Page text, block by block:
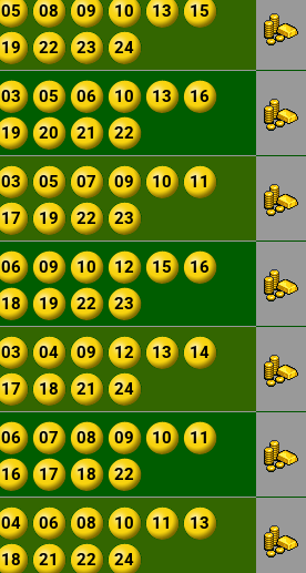
05 08 09 10 13
15
19 22 23 24
03 05 06 10 13
16
19 20 21 22
03 05 07 09 10
11
17 19 22 23
06 09 10 12 15
16
18 19 22 23
03 04 09 12 13
14
17 18 21 24
06 07 08 09 10
11
16 17 18 22
04 06 08 10 11
13
18 21 22 24